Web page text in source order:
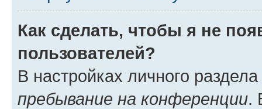
Как сделать, чтобы я не
пользователей?
В настройках личного
пребывание на конференции.